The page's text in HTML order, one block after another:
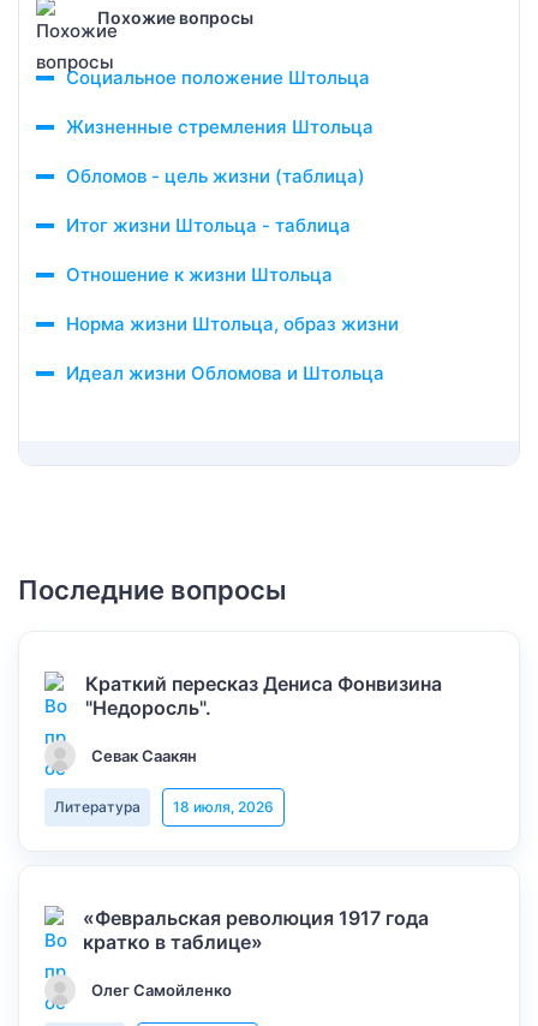
Похожие вопросы
Социальное положение Штольца
Жизненные стремления Штольца
Обломов - цель жизни (таблица)
Итог жизни Штольца - таблица
Отношение к жизни Штольца
Норма жизни Штольца, образ жизни
Идеал жизни Обломова и Штольца
Последние вопросы
Краткий пересказ Дениса Фонвизина
"Недоросль".
Севак Саакян
Литература 18 июля, 2026
«Февральская революция 1917 года
кратко в таблице»
Олег Самойленко